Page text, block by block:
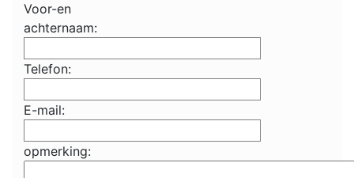
Voor-en
achternaam:
Telefon:
E-mail:
opmerking: